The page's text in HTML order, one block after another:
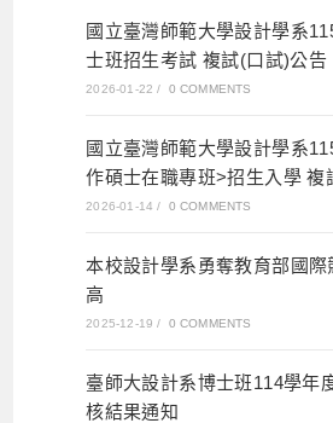
國立臺灣師範大學設計學系
士班招生考試 複試(口試)公告
2026-01-22 / 0 COMMENTS
國立臺灣師範大學設計學系
作碩士在職專班>招生入學 複
2026-01-14 / 0 COMMENTS
本校設計學系勇奪教育部國
高
2025-12-19 / 0 COMMENTS
臺師大設計系博士班114學年
核結果通知